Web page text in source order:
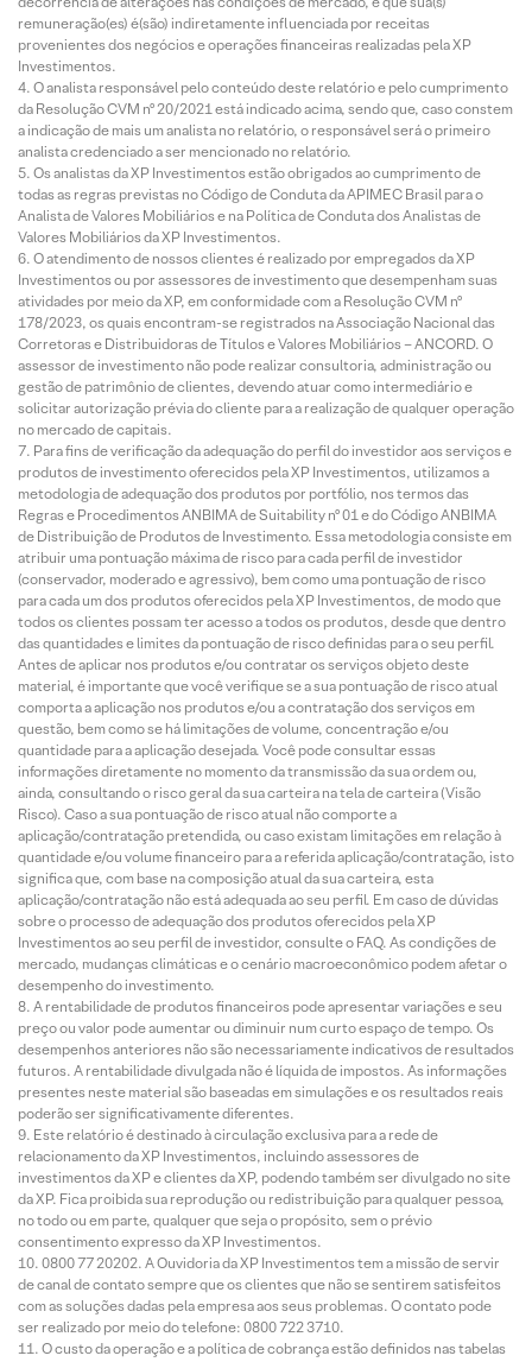
remuneração(es) é(são) indiretamente influenciada por receitas
provenientes dos negócios e operações financeiras realizadas pela XP
Investimentos.
O analista responsável pelo conteúdo deste relatório e pelo cumprimento
da Resolução CVM nº 20/2021 está indicado acima, sendo que, caso constem
a indicação de mais um analista no relatório, o responsável será o primeiro
analista credenciado a ser mencionado no relatório.
Os analistas da XP Investimentos estão obrigados ao cumprimento de
todas as regras previstas no Código de Conduta da APIMEC Brasil para o
Analista de Valores Mobiliários e na Política de Conduta dos Analistas de
Valores Mobiliários da XP Investimentos.
O atendimento de nossos clientes é realizado por empregados da XP
Investimentos ou por assessores de investimento que desempenham suas
atividades por meio da XP, em conformidade com a Resolução CVM nº
178/2023, os quais encontram-se registrados na Associação Nacional das
Corretoras e Distribuidoras de Títulos e Valores Mobiliários – ANCORD. O
assessor de investimento não pode realizar consultoria, administração ou
gestão de patrimônio de clientes, devendo atuar como intermediário e
solicitar autorização prévia do cliente para a realização de qualquer operação
no mercado de capitais.
Para fins de verificação da adequação do perfil do investidor aos serviços e
produtos de investimento oferecidos pela XP Investimentos, utilizamos a
metodologia de adequação dos produtos por portfólio, nos termos das
Regras e Procedimentos ANBIMA de Suitability nº 01 e do Código ANBIMA
de Distribuição de Produtos de Investimento. Essa metodologia consiste em
atribuir uma pontuação máxima de risco para cada perfil de investidor
(conservador, moderado e agressivo), bem como uma pontuação de risco
para cada um dos produtos oferecidos pela XP Investimentos, de modo que
todos os clientes possam ter acesso a todos os produtos, desde que dentro
das quantidades e limites da pontuação de risco definidas para o seu perfil.
Antes de aplicar nos produtos e/ou contratar os serviços objeto deste
material, é importante que você verifique se a sua pontuação de risco atual
comporta a aplicação nos produtos e/ou a contratação dos serviços em
questão, bem como se há limitações de volume, concentração e/ou
quantidade para a aplicação desejada. Você pode consultar essas
informações diretamente no momento da transmissão da sua ordem ou,
ainda, consultando o risco geral da sua carteira na tela de carteira (Visão
Risco). Caso a sua pontuação de risco atual não comporte a
aplicação/contratação pretendida, ou caso existam limitações em relação à
quantidade e/ou volume financeiro para a referida aplicação/contratação, isto
significa que, com base na composição atual da sua carteira, esta
aplicação/contratação não está adequada ao seu perfil. Em caso de dúvidas
sobre o processo de adequação dos produtos oferecidos pela XP
Investimentos ao seu perfil de investidor, consulte o FAQ. As condições de
mercado, mudanças climáticas e o cenário macroeconômico podem afetar o
desempenho do investimento.
A rentabilidade de produtos financeiros pode apresentar variações e seu
preço ou valor pode aumentar ou diminuir num curto espaço de tempo. Os
desempenhos anteriores não são necessariamente indicativos de resultados
futuros. A rentabilidade divulgada não é líquida de impostos. As informações
presentes neste material são baseadas em simulações e os resultados reais
poderão ser significativamente diferentes.
Este relatório é destinado à circulação exclusiva para a rede de
relacionamento da XP Investimentos, incluindo assessores de
investimentos da XP e clientes da XP, podendo também ser divulgado no site
da XP. Fica proibida sua reprodução ou redistribuição para qualquer pessoa,
no todo ou em parte, qualquer que seja o propósito, sem o prévio
consentimento expresso da XP Investimentos.
0800 77 20202. A Ouvidoria da XP Investimentos tem a missão de servir
de canal de contato sempre que os clientes que não se sentirem satisfeitos
com as soluções dadas pela empresa aos seus problemas. O contato pode
ser realizado por meio do telefone: 0800 722 3710.
O custo da operação e a política de cobrança estão definidos nas tabelas